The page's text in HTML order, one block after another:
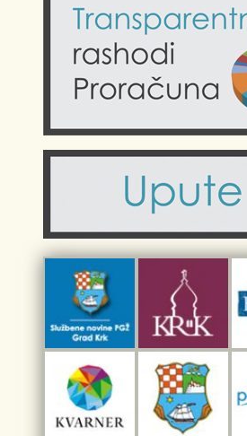
Obrazovanje
Komunalne usluge
Civilni sektor (arhiva udruga)
Sport i rekreacija
Krk uživo
Fotogalerije
Kalendar događanja
Turistička zajednica otoka Krka
Kulturno-turistička ruta Putovima
Dar iz Krka
Interpretacijski centar pomorske